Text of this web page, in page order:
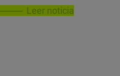
Leer noticia